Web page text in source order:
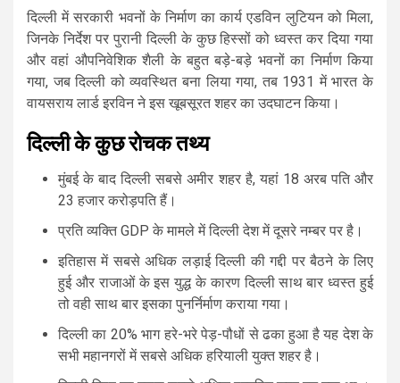
दिल्ली में सरकारी भवनों के निर्माण का कार्य एडविन लुटियन को मिला,
जिनके निर्देश पर पुरानी दिल्ली के कुछ हिस्सों को ध्वस्त कर दिया गया
और वहां औपनिवेशिक शैली के बहुत बड़े-बड़े भवनों का निर्माण किया
गया, जब दिल्ली को व्यवस्थित बना लिया गया, तब 1931 में भारत के
वायसराय लार्ड इरविन ने इस खूबसूरत शहर का उदघाटन किया।
दिल्लीकेकुछरोचकतथ्य
मुंबई के बाद दिल्ली सबसे अमीर शहर है, यहां 18 अरब पति और
23 हजार करोड़पति हैं।
प्रति व्यक्ति GDP के मामले में दिल्ली देश में दूसरे नम्बर पर है।
इतिहास में सबसे अधिक लड़ाई दिल्ली की गद्दी पर बैठने के लिए
हुई और राजाओं के इस युद्ध के कारण दिल्ली साथ बार ध्वस्त हुई
तो वही साथ बार इसका पुनर्निर्माण कराया गया।
दिल्ली का 20% भाग हरे-भरे पेड़-पौधों से ढका हुआ है यह देश के
सभी महानगरों में सबसे अधिक हरियाली युक्त शहर है।